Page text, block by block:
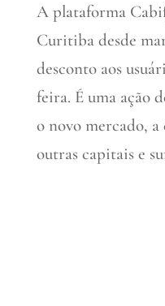
A plataforma
Curitiba desde
desconto aos
feira. É uma ação
o novo mercado,
outras capitais e